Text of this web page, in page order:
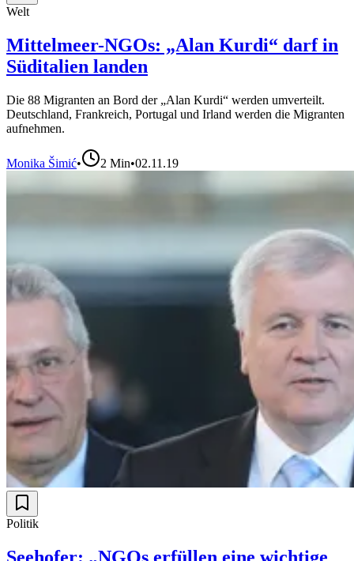
Welt
Mittelmeer-NGOs: „Alan Kurdi“ darf in
Süditalien landen
Die 88 Migranten an Bord der „Alan Kurdi“ werden umverteilt.
Deutschland, Frankreich, Portugal und Irland werden die Migranten
aufnehmen.
Monika Šimić• 2 Min•02.11.19
Politik
Seehofer: „NGOs erfüllen eine wichtige